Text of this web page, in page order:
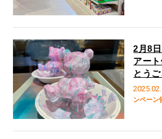
ンペーン
2月8
アー
とうご